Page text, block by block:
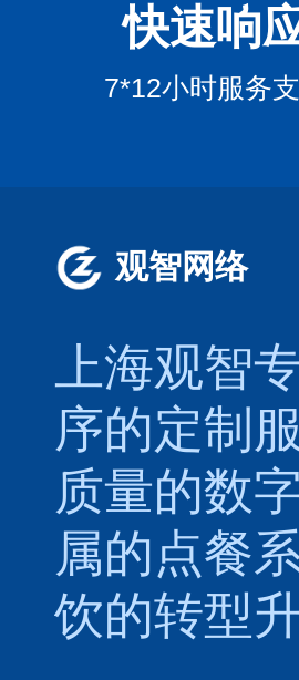
快速响
7*12小时服务
观智网络
上海观智
序的定制
质量的数
属的点餐
饮的转型升